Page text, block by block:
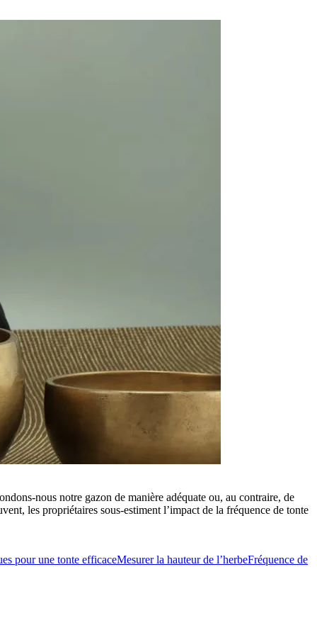
nous notre gazon de manière adéquate ou, au contraire, de
les propriétaires sous-estiment l’impact de la fréquence de tonte
pour une tonte efficaceMesurer la hauteur de l’herbeFréquence de